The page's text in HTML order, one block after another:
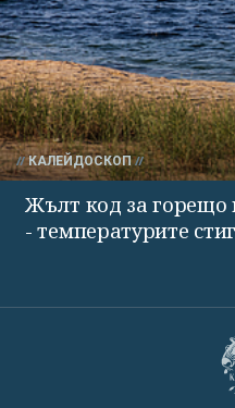
КАЛЕЙДОСКОП
Жълт код за горещо
- температурите